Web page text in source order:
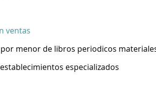
ventas
menor de libros periodicos
especializados